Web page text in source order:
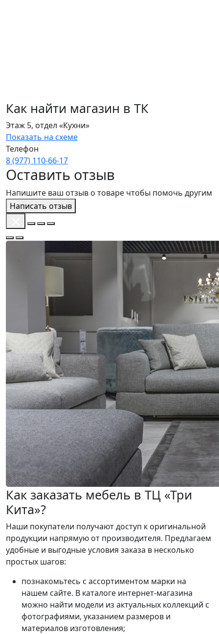
Как найти магазин в ТК
Этаж 5, отдел «Кухни»
Показать на схеме
Телефон
8 (977) 110‑66‑17
Оставить отзыв
Напишите ваш отзыв о товаре чтобы помочь другим
Написать отзыв
Как заказать мебель в ТЦ «Три
Кита»?
Наши покупатели получают доступ к оригинальной
продукции напрямую от производителя. Предлагаем
удобные и выгодные условия заказа в несколько
простых шагов:
познакомьтесь с ассортиментом марки на
нашем сайте. В каталоге интернет-магазина
можно найти модели из актуальных коллекций с
фотографиями, указанием размеров и
материалов изготовления;